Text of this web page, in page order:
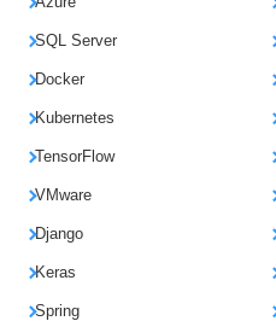
SQL Server
Docker
Kubernetes
TensorFlow
VMware
Django
Keras
Spring